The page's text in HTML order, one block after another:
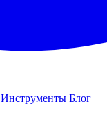
Инструменты Блог